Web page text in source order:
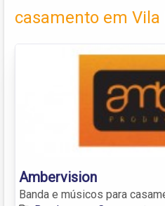
casamento em Vila
Ambervision
Banda e músicos para